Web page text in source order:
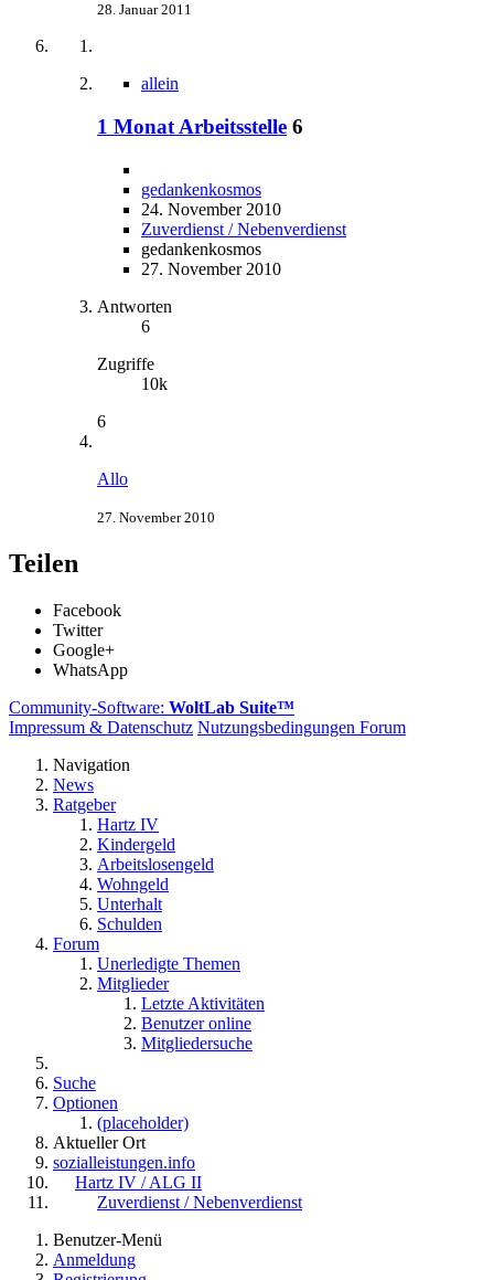
28. Januar 2011
allein
1 Monat Arbeitsstelle 6
gedankenkosmos
24. November 2010
Zuverdienst / Nebenverdienst
gedankenkosmos
27. November 2010
Antworten
6
Zugriffe
10k
6
Allo
27. November 2010
Teilen
Facebook
Twitter
Google+
WhatsApp
Community-Software: WoltLab Suite™
Impressum & Datenschutz Nutzungsbedingungen Forum
Navigation
News
Ratgeber
Hartz IV
Kindergeld
Arbeitslosengeld
Wohngeld
Unterhalt
Schulden
Forum
Unerledigte Themen
Mitglieder
Letzte Aktivitäten
Benutzer online
Mitgliedersuche
Suche
Optionen
(placeholder)
Aktueller Ort
sozialleistungen.info
Hartz IV / ALG II
Zuverdienst / Nebenverdienst
Benutzer-Menü
Anmeldung